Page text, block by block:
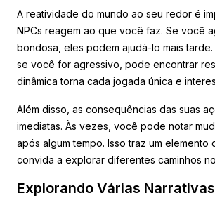
A reatividade do mundo ao seu redor é
NPCs reagem ao que você faz. Se você
bondosa, eles podem ajudá-lo mais
se você for agressivo, pode encontrar
dinâmica torna cada jogada única e
Além disso, as consequências das suas
imediatas. Às vezes, você pode notar
após algum tempo. Isso traz um elemento
convida a explorar diferentes caminhos
Explorando Várias Narrativas